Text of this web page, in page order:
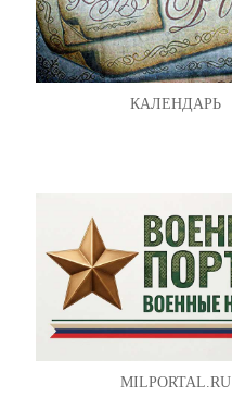
КАЛЕНДАРЬ
MILPORTAL.RU